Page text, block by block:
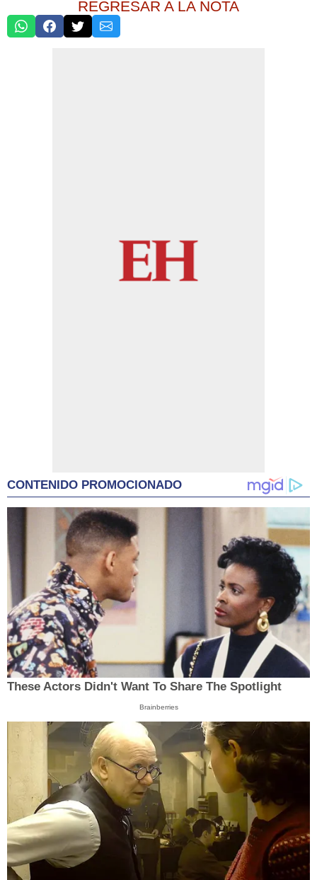
REGRESAR A LA NOTA
CONTENIDO PROMOCIONADO
These Actors Didn't Want To Share The Spotlight
Brainberries